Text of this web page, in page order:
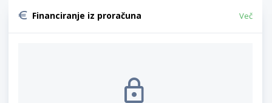
Financiranje iz proračuna Več